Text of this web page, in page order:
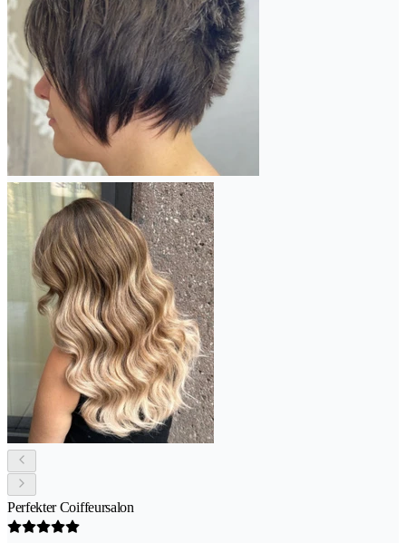
Perfekter Coiffeursalon